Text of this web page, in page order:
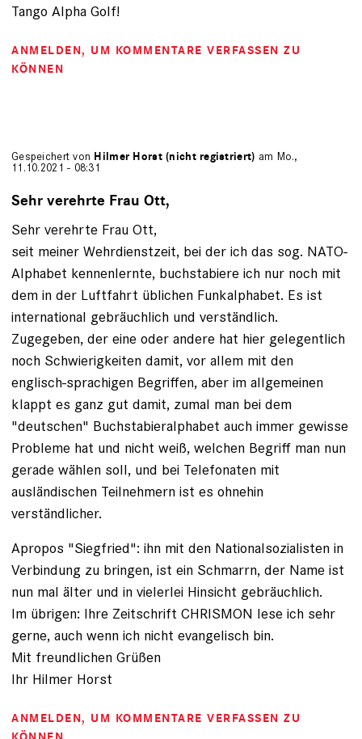
Tango Alpha Golf!
ANMELDEN, UM KOMMENTARE VERFASSEN ZU
KÖNNEN
Gespeichert von Hilmer Horst (nicht registriert) am Mo.,
11.10.2021 - 08:31
Sehr verehrte Frau Ott,
Sehr verehrte Frau Ott,
seit meiner Wehrdienstzeit, bei der ich das sog. NATO-
Alphabet kennenlernte, buchstabiere ich nur noch mit
dem in der Luftfahrt üblichen Funkalphabet. Es ist
international gebräuchlich und verständlich.
Zugegeben, der eine oder andere hat hier gelegentlich
noch Schwierigkeiten damit, vor allem mit den
englisch-sprachigen Begriffen, aber im allgemeinen
klappt es ganz gut damit, zumal man bei dem
"deutschen" Buchstabieralphabet auch immer gewisse
Probleme hat und nicht weiß, welchen Begriff man nun
gerade wählen soll, und bei Telefonaten mit
ausländischen Teilnehmern ist es ohnehin
verständlicher.
Apropos "Siegfried": ihn mit den Nationalsozialisten in
Verbindung zu bringen, ist ein Schmarrn, der Name ist
nun mal älter und in vielerlei Hinsicht gebräuchlich.
Im übrigen: Ihre Zeitschrift CHRISMON lese ich sehr
gerne, auch wenn ich nicht evangelisch bin.
Mit freundlichen Grüßen
Ihr Hilmer Horst
ANMELDEN, UM KOMMENTARE VERFASSEN ZU